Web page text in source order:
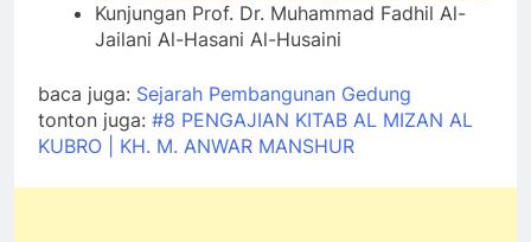
Kunjungan Prof. Dr. Muhammad Fadhil Al-
Jailani Al-Hasani Al-Husaini
baca juga: Sejarah Pembangunan Gedung
tonton juga: #8 PENGAJIAN KITAB AL MIZAN AL
KUBRO | KH. M. ANWAR MANSHUR